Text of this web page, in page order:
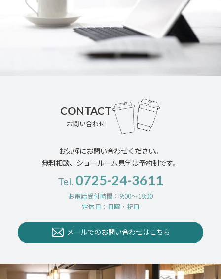
CONTACT
お問い合わせ
お気軽にお問い合わせください。
無料相談、ショールーム見学は予約制です。
Tel. 0725-24-3611
お電話受付時間：9:00〜18:00
定休日：日曜・祝日
メールでのお問い合わせはこちら